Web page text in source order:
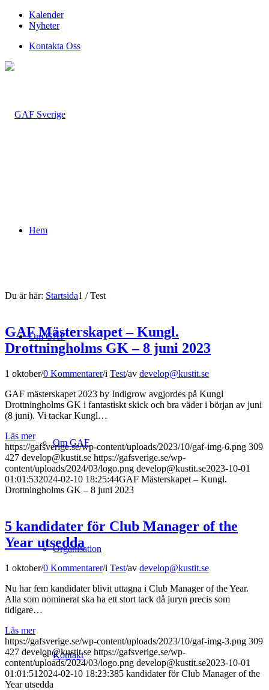
Kalender
Nyheter
Kontakta Oss
Hem
Om GAF
Om GAF
Organisation
Kontakt
Du är här: Startsida1 / Test
GAF Mästerskapet – Kungl.
Drottningholms GK – 8 juni 2023
1 oktober/0 Kommentarer/i Test/av develop@kustit.se
GAF mästerskapet 2023 by Indigrow avgjordes på Kungl
Drottningholms GK i fantastiskt skick och bra väder i början av juni
(8 juni). Vi tackar Kungl…
Läs mer
https://gafsverige.se/wp-content/uploads/2023/10/gaf-img-6.png 309
427 develop@kustit.se https://gafsverige.se/wp-
content/uploads/2024/03/logo.png develop@kustit.se2023-10-01
01:01:532024-02-10 18:25:44GAF Mästerskapet – Kungl.
Drottningholms GK – 8 juni 2023
5 kandidater för Club Manager of the
Year utsedda
1 oktober/0 Kommentarer/i Test/av develop@kustit.se
Nu har fem kandidater blivit uttagna i Club Manager of the Year.
Alla som nominerat ska ha ett stort tack då juryn precis som
tidigare…
Läs mer
https://gafsverige.se/wp-content/uploads/2023/10/gaf-img-3.png 309
427 develop@kustit.se https://gafsverige.se/wp-
content/uploads/2024/03/logo.png develop@kustit.se2023-10-01
01:01:51 2024-02-10 18:23:385 kandidater för Club Manager of the
Year utsedda